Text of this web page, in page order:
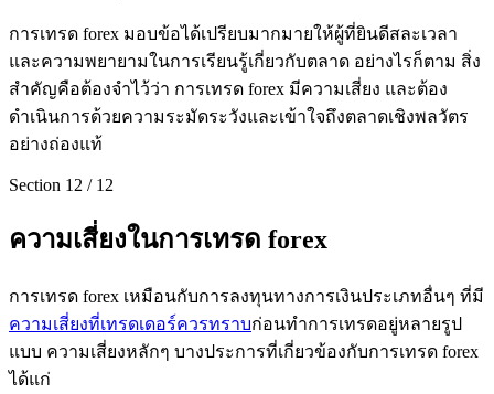
การเทรด forex มอบข้อได้เปรียบมากมายให้ผู้ที่ยินดีสละเวลา
และความพยายามในการเรียนรู้เกี่ยวกับตลาด อย่างไรก็ตาม สิ่ง
สำคัญคือต้องจำไว้ว่า การเทรด forex มีความเสี่ยง และต้อง
ดำเนินการด้วยความระมัดระวังและเข้าใจถึงตลาดเชิงพลวัตร
อย่างถ่องแท้
Section 12 / 12
ความเสี่ยงในการเทรด forex
การเทรด forex เหมือนกับการลงทุนทางการเงินประเภทอื่นๆ ที่มี
ความเสี่ยงที่เทรดเดอร์ควรทราบก่อนทำการเทรดอยู่หลายรูป
แบบ ความเสี่ยงหลักๆ บางประการที่เกี่ยวข้องกับการเทรด forex
ได้แก่